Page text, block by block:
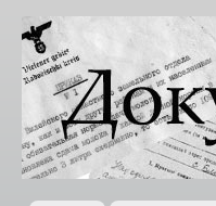
Документы
XX века
Всемирная
история в
Интернете